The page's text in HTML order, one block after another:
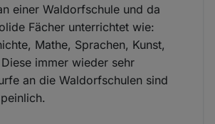
einer Waldorfschule und da
Fächer unterrichtet wie:
Mathe, Sprachen, Kunst,
immer wieder sehr
an die Waldorfschulen sind